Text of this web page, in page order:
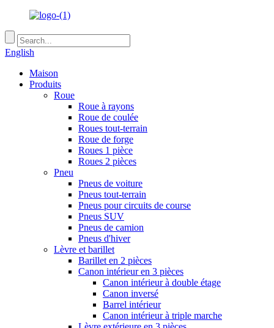
English
Maison
Produits
Roue
Roue à rayons
Roue de coulée
Roues tout-terrain
Roue de forge
Roues 1 pièce
Roues 2 pièces
Pneu
Pneus de voiture
Pneus tout-terrain
Pneus pour circuits de course
Pneus SUV
Pneus de camion
Pneus d'hiver
Lèvre et barillet
Barillet en 2 pièces
Canon intérieur en 3 pièces
Canon intérieur à double étage
Canon inversé
Barrel intérieur
Canon intérieur à triple marche